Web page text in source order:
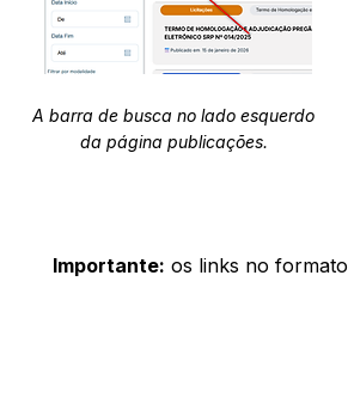
A barra de busca no lado esquerdo
da página publicações.
Importante: os links no formato